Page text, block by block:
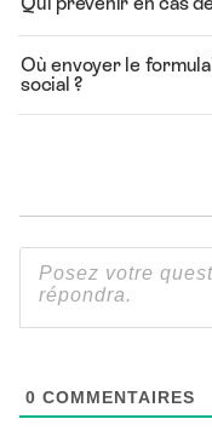
Où envoyer le
social ?
0 COMMENTAIRES